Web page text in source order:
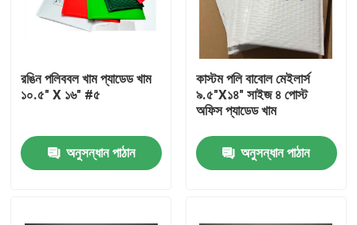
রঙিন পলিববল খাম প্যাডেড খাম
১০.৫" X ১৬" #৫
অনুসন্ধান পাঠান
কাস্টম পলি বাবোল মেইলার্স
৯.৫"X১৪" সাইজ ৪ পোস্ট
অফিস প্যাডেড খাম
অনুসন্ধান পাঠান